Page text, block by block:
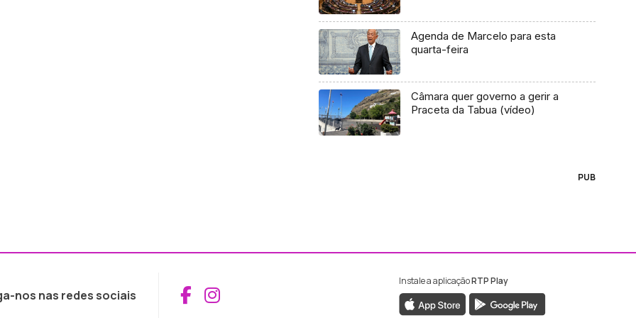
Agenda de Marcelo para esta
quarta-feira
Câmara quer governo a gerir a
Praceta da Tabua (vídeo)
PUB
nos nas redes sociais Aceder ao Facebook da RTP Madeira
Aceder ao Instagram da RTP Madeira
Instale a aplicaçãoRTP Play